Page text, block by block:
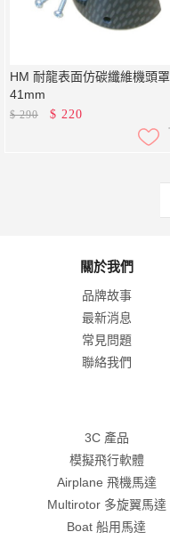
HM 耐龍表面仿碳纖維機頭罩
41mm
$290 $ 220
關於我們
品牌故事
最新消息
常見問題
聯絡我們
3C 產品
模擬飛行軟體
Airplane 飛機馬達
Multirotor 多旋翼馬達
Boat 船用馬達